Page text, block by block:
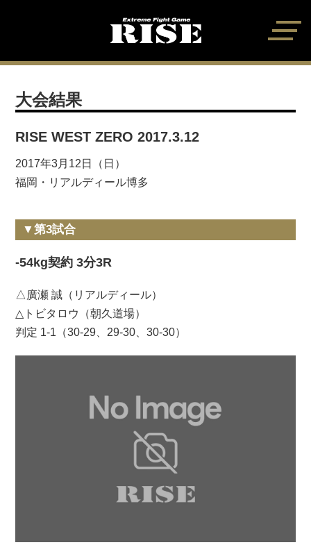
大会結果
RISE WEST ZERO 2017.3.12
2017年3月12日（日）
福岡・リアルディール博多
▼第3試合
-54kg契約 3分3R
△廣瀬 誠（リアルディール）
△トビタロウ（朝久道場）
判定 1-1（30-29、29-30、30-30）